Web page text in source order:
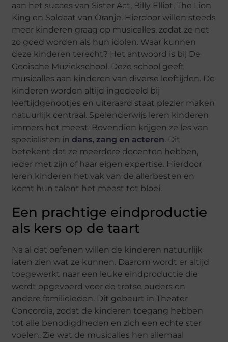
aan het succes van Sister Act, Billy Elliot, The Lion
King en Soldaat van Oranje. Hierdoor willen steeds
meer kinderen graag op musicalles, zodat ze net
zo goed worden als hun idolen. Waar kunnen
deze kinderen terecht? Het antwoord is bij De
Gooische Muziekschool. Deze school geeft
musicalles aan kinderen van diverse leeftijden. De
kinderen worden altijd ingedeeld bij
leeftijdgenootjes en uiteraard staat plezier maken
natuurlijk centraal. Spelenderwijs leren kinderen
immers het meest. Bovendien krijgen ze les van
specialisten in dans, zang en acteren. Dit
betekent dat ze meerdere docenten hebben,
ieder met zijn of haar eigen expertise. Hierdoor
leren kinderen het vak van de allerbesten en
komt hun talent het meest tot bloei.
Een prachtige eindproductie
als kers op de taart
Na al dat oefenen willen de kinderen natuurlijk
laten zien wat ze kunnen. Daarom wordt er altijd
toegewerkt naar een leuke eindproductie die
wordt opgevoerd voor de trotse ouders en
andere familieleden. Dit gebeurt in Theater
Concordia, zodat de kinderen toegang hebben
tot alle benodigdheden en zich een echte ster
voelen. Zie wat de musicalles hen allemaal